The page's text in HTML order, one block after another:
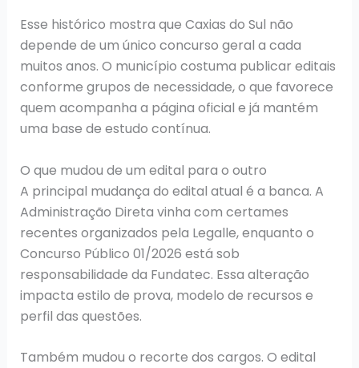
Esse histórico mostra que Caxias do Sul não
depende de um único concurso geral a cada
muitos anos. O município costuma publicar editais
conforme grupos de necessidade, o que favorece
quem acompanha a página oficial e já mantém
uma base de estudo contínua.
O que mudou de um edital para o outro
A principal mudança do edital atual é a banca. A
Administração Direta vinha com certames
recentes organizados pela Legalle, enquanto o
Concurso Público 01/2026 está sob
responsabilidade da Fundatec. Essa alteração
impacta estilo de prova, modelo de recursos e
perfil das questões.
Também mudou o recorte dos cargos. O edital